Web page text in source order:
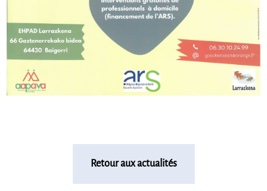
Retour aux actualités